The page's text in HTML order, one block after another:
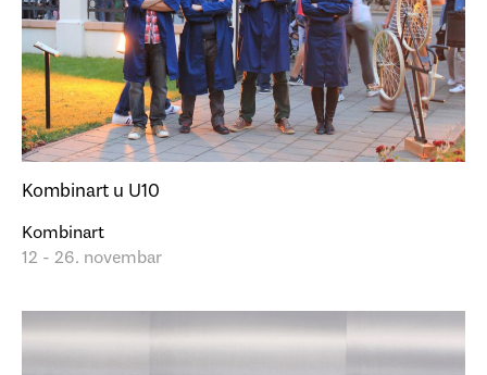
Kombinart u U10
Kombinart
12 - 26. novembar